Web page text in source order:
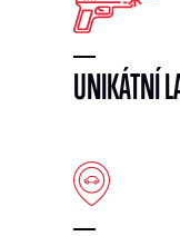
UNIKÁTNÍ